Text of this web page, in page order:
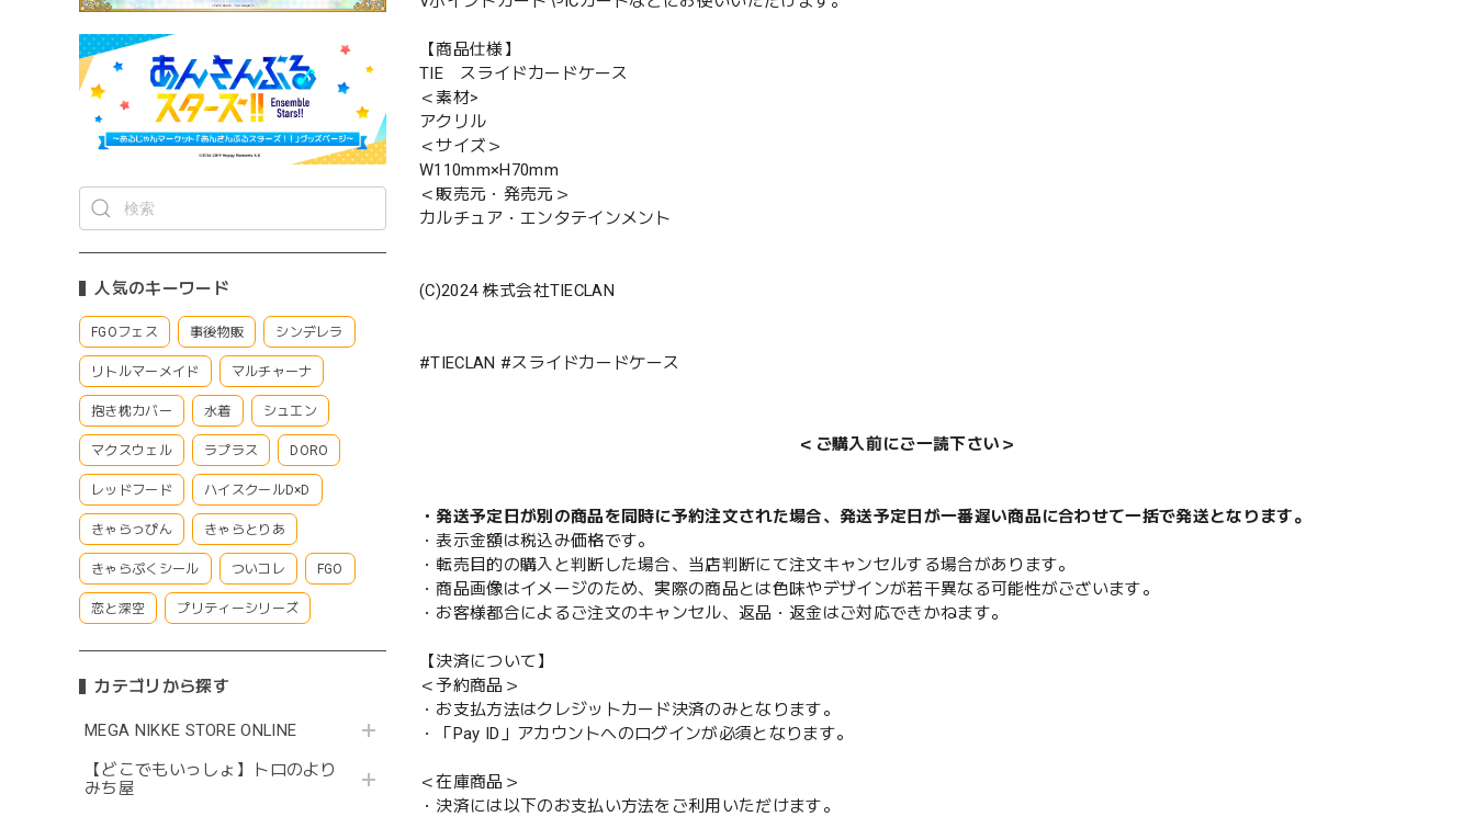
人気のキーワード
FGOフェス 事後物販 シンデレラ
リトルマーメイド マルチャーナ
抱き枕カバー 水着 シュエン
マクスウェル ラプラス DORO
レッドフード ハイスクールD×D
きゃらっぴん きゃらとりあ
きゃらぷくシール ついコレ FGO
恋と深空 プリティーシリーズ
カテゴリから探す
MEGA NIKKE STORE ONLINE
【どこでもいっしょ】トロのより
みち屋
【商品仕様】
TIE スライドカードケース
＜素材>
アクリル
＜サイズ＞
W110mm×H70mm
＜販売元・発売元＞
カルチュア・エンタテインメント
(C)2024 株式会社TIECLAN
#TIECLAN #スライドカードケース
＜ご購入前にご一読下さい＞
・発送予定日が別の商品を同時に予約注文された場合、発送予定日が一番遅い商品に合わせて一括で発送となります。
・表示金額は税込み価格です。
・転売目的の購入と判断した場合、当店判断にて注文キャンセルする場合があります。
・商品画像はイメージのため、実際の商品とは色味やデザインが若干異なる可能性がございます。
・お客様都合によるご注文のキャンセル、返品・返金はご対応できかねます。
【決済について】
＜予約商品＞
・お支払方法はクレジットカード決済のみとなります。
・「Pay ID」アカウントへのログインが必須となります。
＜在庫商品＞
・決済には以下のお支払い方法をご利用いただけます。